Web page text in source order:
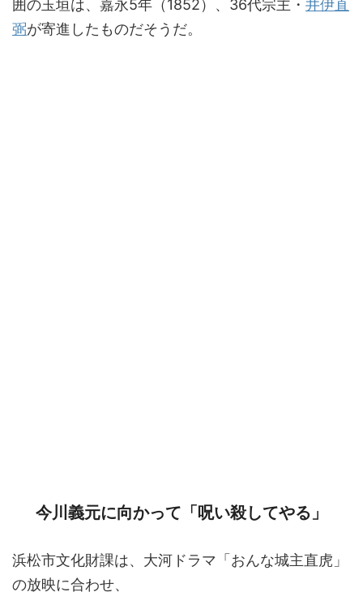
囲の玉垣は、嘉永5年（1852）、36代宗主・ 井伊直
弼が寄進したものだそうだ。
今川義元に向かって「呪い殺してやる」
浜松市文化財課は、大河ドラマ「おんな城主直虎」
の放映に合わせ、